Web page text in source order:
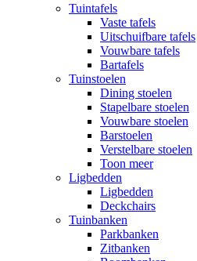
Tuintafels
Vaste tafels
Uitschuifbare tafels
Vouwbare tafels
Bartafels
Tuinstoelen
Dining stoelen
Stapelbare stoelen
Vouwbare stoelen
Barstoelen
Verstelbare stoelen
Toon meer
Ligbedden
Ligbedden
Deckchairs
Tuinbanken
Parkbanken
Zitbanken